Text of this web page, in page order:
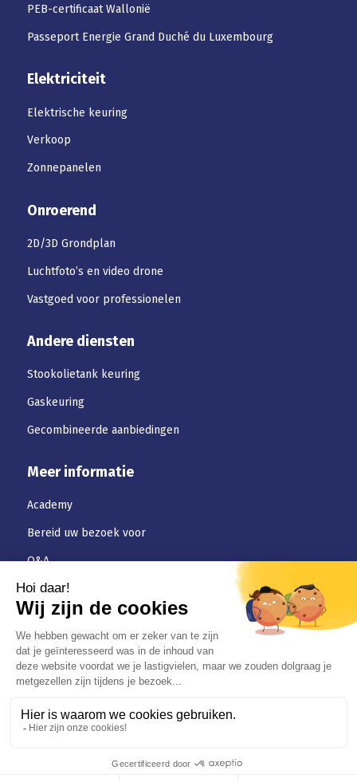
PEB-certificaat Wallonië
Passeport Energie Grand Duché du Luxembourg
Elektriciteit
Elektrische keuring
Verkoop
Zonnepanelen
Onroerend
2D/3D Grondplan
Luchtfoto’s en video drone
Vastgoed voor professionelen
Andere diensten
Stookolietank keuring
Gaskeuring
Gecombineerde aanbiedingen
Meer informatie
Academy
Bereid uw bezoek voor
Q&A
Downloaden
Jobs
Algemene-voorwaarden
Privacybeleid
de Tirlemont 156, 5030 Gembloux / Brusselsesteenweg 599,3090